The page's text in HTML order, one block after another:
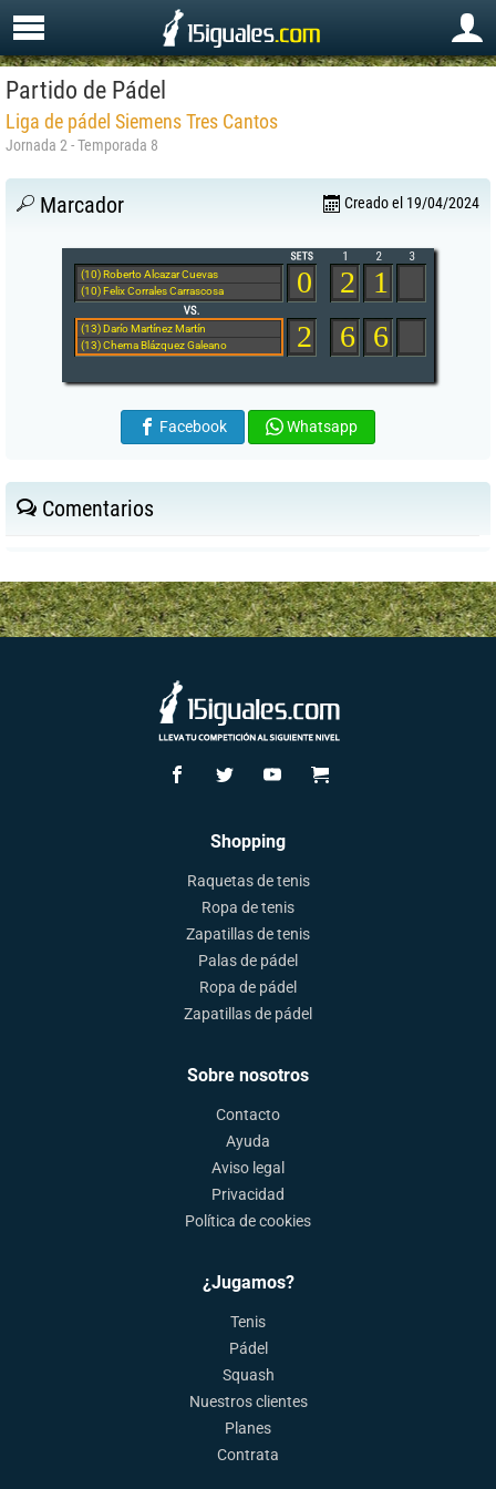
Partido de Pádel
Liga de pádel Siemens Tres Cantos
Jornada 2 - Temporada 8
Marcador Creado el 19/04/2024
(10) Roberto Alcazar Cuevas
(10) Felix Corrales Carrascosa
(13) Darío Martínez Martín
(13) Chema Blázquez Galeano
0
2
2
1
6 6
Facebook Whatsapp
Comentarios
Shopping
Raquetas de tenis
Ropa de tenis
Zapatillas de tenis
Palas de pádel
Ropa de pádel
Zapatillas de pádel
Sobre nosotros
Contacto
Ayuda
Aviso legal
Privacidad
Política de cookies
¿Jugamos?
Tenis
Pádel
Squash
Nuestros clientes
Planes
Contrata